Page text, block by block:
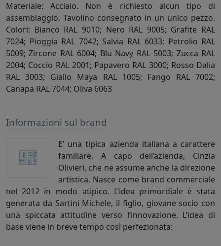
Materiale: Acciaio. Non è richiesto alcun tipo di
assemblaggio. Tavolino consegnato in un unico pezzo.
Colori: Bianco RAL 9010; Nero RAL 9005; Grafite RAL
7024; Pioggia RAL 7042; Salvia RAL 6033; Petrolio RAL
5009; Zircone RAL 6004; Blu Navy RAL 5003; Zucca RAL
2004; Coccio RAL 2001; Papavero RAL 3000; Rosso Dalia
RAL 3003; Giallo Maya RAL 1005; Fango RAL 7002;
Canapa RAL 7044; Oliva 6063
Informazioni sul brand
E’ una tipica azienda italiana a carattere
familiare. A capo dell’azienda, Cinzia
Olivieri, che ne assume anche la direzione
artistica. Nasce come brand commerciale
nel 2012 in modo atipico. L’idea primordiale è stata
generata da Sartini Michele, il figlio, giovane socio con
una spiccata attitudine verso l’innovazione. L’idea di
base viene in breve tempo così perfezionata: